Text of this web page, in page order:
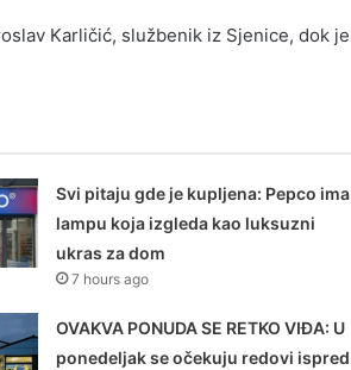
Karličić, službenik iz Sjenice, dok je
Svi pitaju gde je kupljena: Pepco ima
lampu koja izgleda kao luksuzni
ukras za dom
7 hours ago
OVAKVA PONUDA SE RETKO VIĐA: U
ponedeljak se očekuju redovi ispred